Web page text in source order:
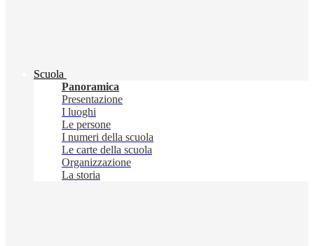
Scuola
Panoramica
Presentazione
I luoghi
Le persone
I numeri della scuola
Le carte della scuola
Organizzazione
La storia